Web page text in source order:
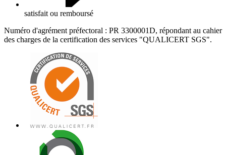
satisfait ou remboursé
Numéro d'agrément préfectoral : PR 3300001D, répondant au cahier
des charges de la certification des services "QUALICERT SGS".